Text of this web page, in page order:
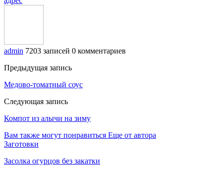
admin 7203 записей 0 комментариев
Предыдущая запись
Медово-томатный соус
Следующая запись
Компот из алычи на зиму
Вам также могут понравиться Еще от автора
Заготовки
Засолка огурцов без закатки